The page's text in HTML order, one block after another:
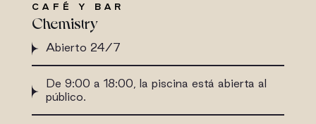
CAFÉ Y BAR
Chemistry
Abierto 24/7
De 9:00 a 18:00, la piscina está abierta al
público.